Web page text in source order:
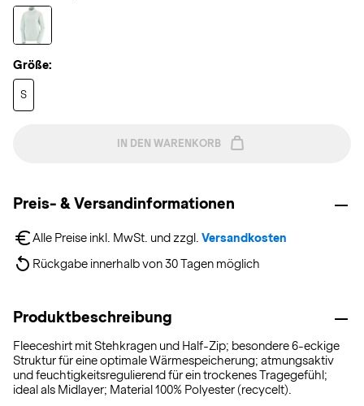
Größe:
S
IN DEN WARENKORB
Preis- & Versandinformationen
Alle Preise inkl. MwSt. und zzgl. Versandkosten
Rückgabe innerhalb von 30 Tagen möglich
Produktbeschreibung
Fleeceshirt mit Stehkragen und Half-Zip; besondere 6-eckige
Struktur für eine optimale Wärmespeicherung; atmungsaktiv
und feuchtigkeitsregulierend für ein trockenes Tragegefühl;
ideal als Midlayer; Material 100% Polyester (recycelt).